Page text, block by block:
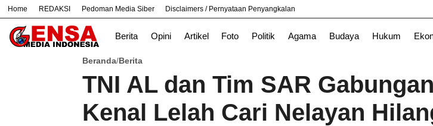
Home REDAKSI Pedoman Media Siber Disclaimers / Pernyataan Penyangkalan
Berita Opini Artikel Foto Politik Agama Budaya Hukum
# Bandung Bekasi Hukum Nasional News Purwakarta TNI
Beranda/Berita
TNI AL dan Tim SAR
Kenal Lelah Cari Nelayan